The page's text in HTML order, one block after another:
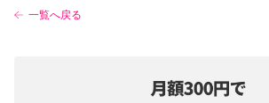
一覧へ戻る